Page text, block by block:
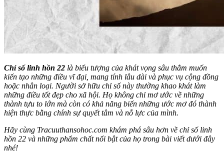
Chỉ số linh hồn 22 là biểu tượng của khát vọng sâu thẳm muốn
kiến tạo những điều vĩ đại, mang tính lâu dài và phục vụ cộng đồng
hoặc nhân loại. Người sở hữu chỉ số này thường khao khát làm
những điều tốt đẹp cho xã hội. Họ không chỉ mơ ước về những
thành tựu to lớn mà còn có khả năng biến những ước mơ đó thành
hiện thực bằng chính sự quyết tâm và nỗ lực của mình.
Hãy cùng Tracuuthansohoc.com khám phá sâu hơn về chỉ số linh
hồn 22 và những phẩm chất nổi bật của họ trong bài viết dưới đây
nhé!